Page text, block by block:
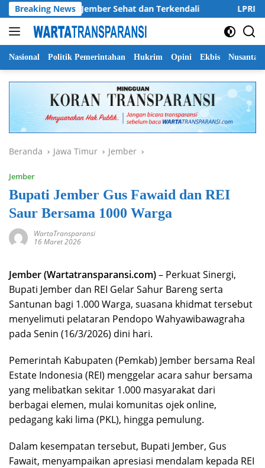
Langsung
ke
konten
Breaking News
Kabupaten Jember Sehat dan Terkendali LPRI DPC
Nasional Politik Pemerintahan Hukrim Opini Ekbis Nusantara
Beranda Jawa Timur Jember
Jember
Bupati Jember Gus Fawaid dan REI
Saur Bersama 1000 Warga
WartaTransparansi
16 Maret 2026
Jember (Wartatransparansi.com)– Perkuat Sinergi,
Bupati Jember dan REI Gelar Sahur Bareng serta
Santunan bagi 1.000 Warga, suasana khidmat tersebut
menyelimuti pelataran Pendopo Wahyawibawagraha
pada Senin (16/3/2026) dini hari.
Pemerintah Kabupaten (Pemkab) Jember bersama Real
Estate Indonesia (REI) menggelar acara sahur bersama
yang melibatkan sekitar 1.000 masyarakat dari
berbagai elemen, mulai komunitas ojek online,
pedagang kaki lima (PKL), hingga pemulung.
Dalam kesempatan tersebut, Bupati Jember, Gus
Fawait, menyampaikan apresiasi mendalam kepada REI